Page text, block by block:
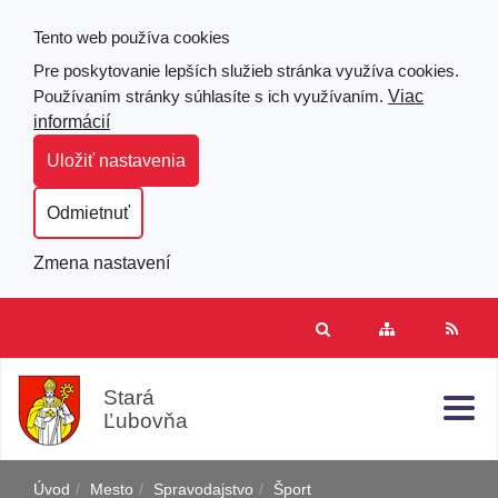
Tento web používa cookies
Pre poskytovanie lepších služieb stránka využíva cookies.
Používaním stránky súhlasíte s ich využívaním. Viac
informácií
Uložiť nastavenia
Odmietnuť
Zmena nastavení
Mapa
RSS
Stará
Ľubovňa
Úvod Mesto Spravodajstvo Šport